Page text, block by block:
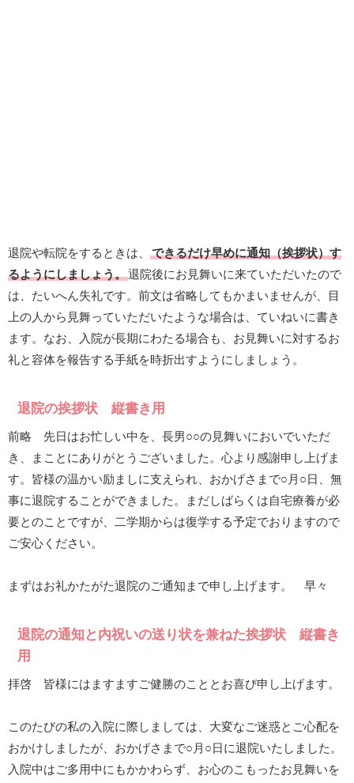
退院や転院をするときは、
できるだけ早めに通知（挨拶状）す
るようにしましょう。退院後にお見舞いに来ていただいたので
は、たいへん失礼です。前文は省略してもかまいませんが、目
上の人から見舞っていただいたような場合は、ていねいに書き
ます。なお、入院が長期にわたる場合も、お見舞いに対するお
礼と容体を報告する手紙を時折出すようにしましょう。
退院の挨拶状 縦書き用
前略 先日はお忙しい中を、長男○○の見舞いにおいでいただ
き、まことにありがとうございました。心より感謝申し上げま
す。皆様の温かい励ましに支えられ、おかげさまで○月○日、無
事に退院することができました。まだしばらくは自宅療養が必
要とのことですが、二学期からは復学する予定でおりますので
ご安心ください。
まずはお礼かたがた退院のご通知まで申し上げます。 早々
退院の通知と内祝いの送り状を兼ねた挨拶状 縦書き
用
拝啓 皆様にはますますご健勝のこととお喜び申し上げます。
このたびの私の入院に際しましては、大変なご迷惑とご心配を
おかけしましたが、おかげさまで○月○日に退院いたしました。
入院中はご多用中にもかかわらず、お心のこもったお見舞いを